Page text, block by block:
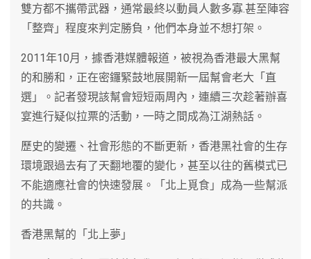
雙方都不攜帶武器，通常最終以動員人數多寡.甚至陣容
「整齊」程度來判定勝負，他們本身並不想打架。
2011年10月，據香港媒體報道，被視為香港最大黑幫
的和勝和，正在密鑼緊鼓地展開新一屆幫會老大「直
選」。記者發現該幫會短短兩周內，連續三次趁著辦喜
宴進行疑似拉票的活動，一時之間成為江湖熱話。
歷史的變遷、社會形態的不斷更新，香港黑社會的生存
環境跟過去有了天翻地覆的變化，甚至以往的舊模式已
不能適應社會的快速發展。「北上覓食」成為一些幫派
的共識。
香港黑幫的「北上夢」